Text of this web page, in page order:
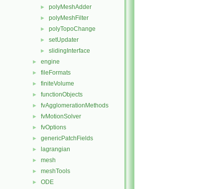
► polyMeshAdder
► polyMeshFilter
► polyTopoChange
► setUpdater
► slidingInterface
► engine
► fileFormats
► finiteVolume
► functionObjects
► fvAgglomerationMethods
► fvMotionSolver
► fvOptions
► genericPatchFields
► lagrangian
► mesh
► meshTools
► ODE